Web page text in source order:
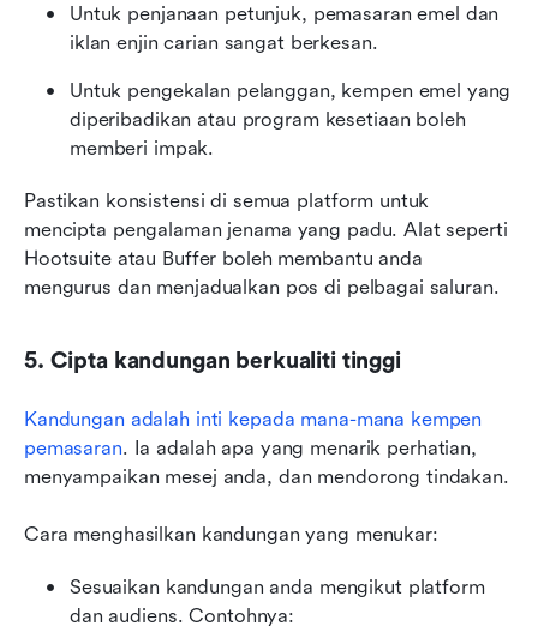
Untuk penjanaan petunjuk, pemasaran emel dan
iklan enjin carian sangat berkesan.
Untuk pengekalan pelanggan, kempen emel yang
diperibadikan atau program kesetiaan boleh
memberi impak.
Pastikan konsistensi di semua platform untuk
mencipta pengalaman jenama yang padu. Alat seperti
Hootsuite atau Buffer boleh membantu anda
mengurus dan menjadualkan pos di pelbagai saluran.
5. Cipta kandungan berkualiti tinggi
Kandungan adalah inti kepada mana-mana kempen
pemasaran. Ia adalah apa yang menarik perhatian,
menyampaikan mesej anda, dan mendorong tindakan.
Cara menghasilkan kandungan yang menukar:
Sesuaikan kandungan anda mengikut platform
dan audiens. Contohnya: